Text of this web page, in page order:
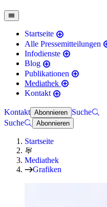
Startseite
Alle Pressemitteilungen
Infodienste
Blog
Publikationen
Mediathek
Kontakt
Kontakt Abonnieren Suche
Suche
Abonnieren
Startseite
Mediathek
Grafiken